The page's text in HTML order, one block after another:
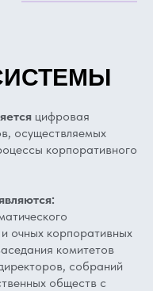
цифровая
осуществляемых
корпоративного
очных корпоративных
комитетов
собраний
обществ с